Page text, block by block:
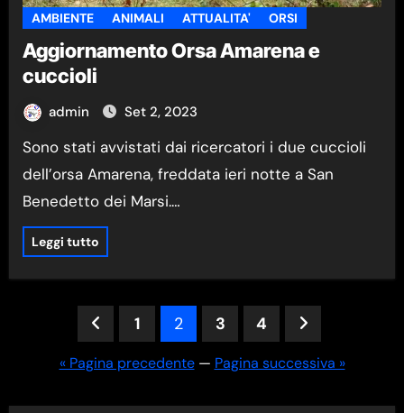
AMBIENTE ANIMALI ATTUALITA' ORSI
Aggiornamento Orsa Amarena e
cuccioli
admin Set 2, 2023
Sono stati avvistati dai ricercatori i due cuccioli
dell’orsa Amarena, freddata ieri notte a San
Benedetto dei Marsi.…
Leggi tutto
Paginazione
degli
articoli
1 2 3 4
« Pagina precedente— Pagina successiva »